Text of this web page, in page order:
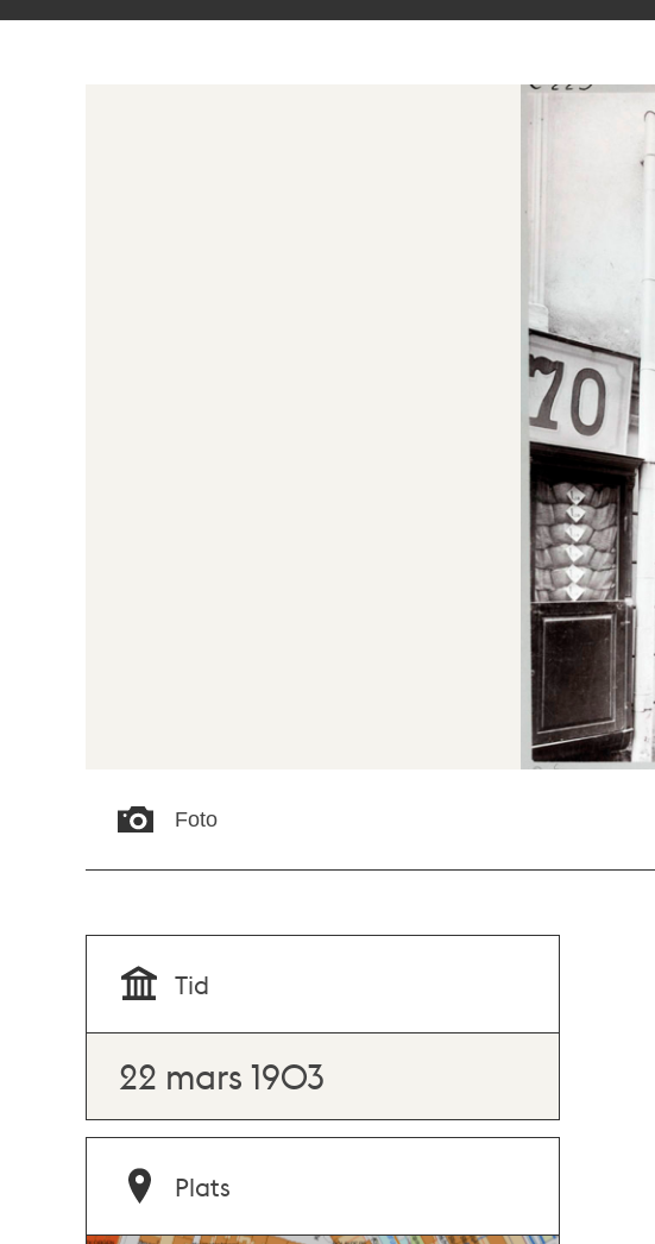
Foto
Tid
22 mars 1903
Plats